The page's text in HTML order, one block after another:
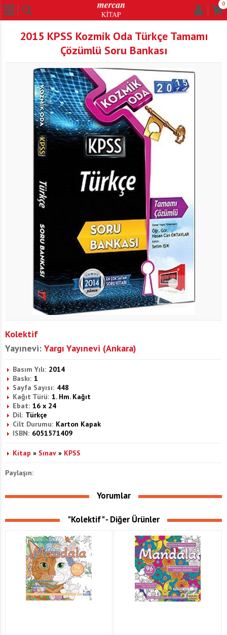
0
2015 KPSS Kozmik Oda Türkçe Tamamı
Çözümlü Soru Bankası
Kolektif
Yayınevi: Yargı Yayınevi (Ankara)
Basım Yılı: 2014
Baskı: 1
Sayfa Sayısı: 448
Kağıt Türü: 1. Hm. Kağıt
Ebat: 16 x 24
Dil: Türkçe
Cilt Durumu: Karton Kapak
ISBN: 6051571409
Kitap » Sınav » KPSS
Paylaşın:
Yorumlar
"Kolektif" - Diğer Ürünler